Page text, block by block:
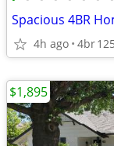
Spacious 4BR
4h ago 4br
$1,895